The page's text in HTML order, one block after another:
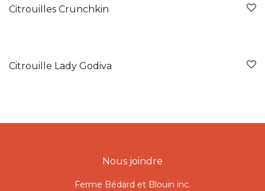
Citrouilles Crunchkin
Citrouille Lady Godiva
Nous joindre
Ferme Bédard et Blouin inc.